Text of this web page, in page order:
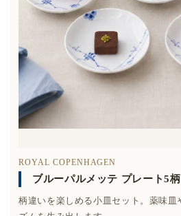
ROYAL COPENHAGEN
ブルーパルメッテ プレート5
柄違いを楽しめる小皿セット。薬味皿